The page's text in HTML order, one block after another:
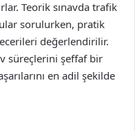
Teorik sınavda trafik
sorulurken, pratik
değerlendirilir.
süreçlerini şeffaf bir
en adil şekilde